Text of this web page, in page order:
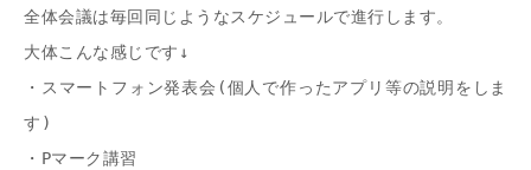
全体会議は毎回同じようなスケジュールで進行します。
大体こんな感じです↓
・スマートフォン発表会(個人で作ったアプリ等の説明をしま
す)
・Pマーク講習